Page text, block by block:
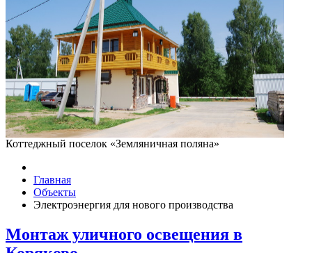
Коттеджный поселок «Земляничная поляна»
Главная
Объекты
Электроэнергия для нового производства
Монтаж уличного освещения в